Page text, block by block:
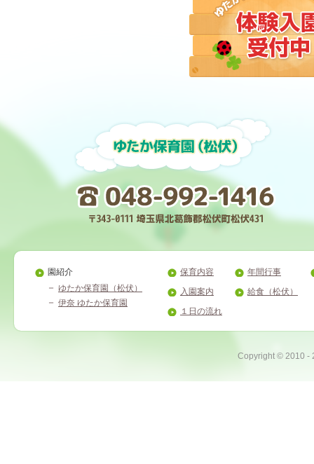
園紹介
ゆたか保育園（松伏）
伊奈 ゆたか保育園
保育内容
入園案内
１日の流れ
年間行事
給食（松伏）
Copyright © 2010 -